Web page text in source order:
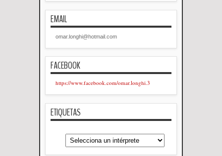
EMAIL
omar.longhi@hotmail.com
FACEBOOK
https://www.facebook.com/omar.longhi.3
ETIQUETAS